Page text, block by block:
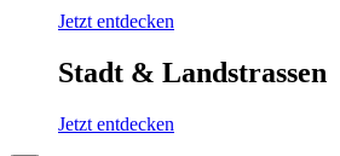
Jetzt entdecken
Stadt & Landstrassen
Jetzt entdecken